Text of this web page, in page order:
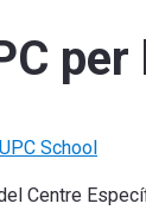
UPC School
Centre